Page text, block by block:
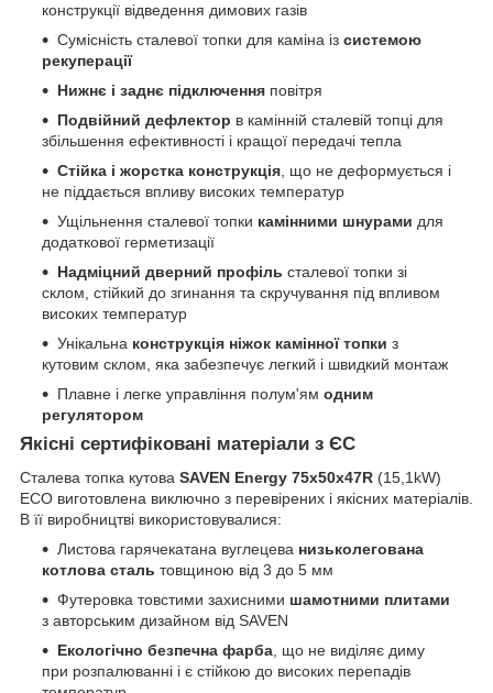
конструкції відведення димових газів
Сумісність сталевої топки для каміна із системою
рекуперації
Нижнє і заднє підключення повітря
Подвійний дефлектор в камінній сталевій топці для
збільшення ефективності і кращої передачі тепла
Стійка і жорстка конструкція, що не деформується і
не піддається впливу високих температур
Ущільнення сталевої топки камінними шнурами для
додаткової герметизації
Надміцний дверний профіль сталевої топки зі
склом, стійкий до згинання та скручування під впливом
високих температур
Унікальна конструкція ніжок камінної топки з
кутовим склом, яка забезпечує легкий і швидкий монтаж
Плавне і легке управління полум'ям одним
регулятором
Якісні сертифіковані матеріали з ЄС
Сталева топка кутова SAVEN Energy 75х50х47R (15,1kW)
ECO виготовлена виключно з перевірених і якісних матеріалів.
В її виробництві використовувалися:
Листова гарячекатана вуглецева низьколегована
котлова сталь товщиною від 3 до 5 мм
Футеровка товстими захисними шамотними плитами
з авторським дизайном від SAVEN
Екологічно безпечна фарба , що не виділяє диму
при розпалюванні і є стійкою до високих перепадів